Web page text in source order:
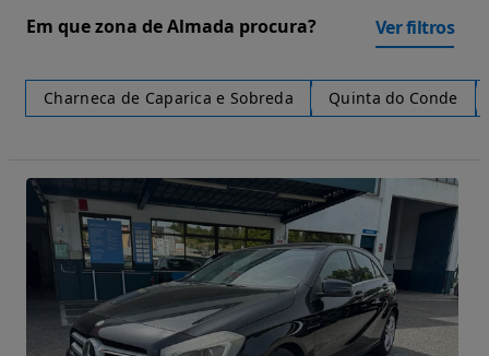
Em que zona de Almada procura? Ver filtros
Charneca de Caparica e Sobreda Quinta do Conde